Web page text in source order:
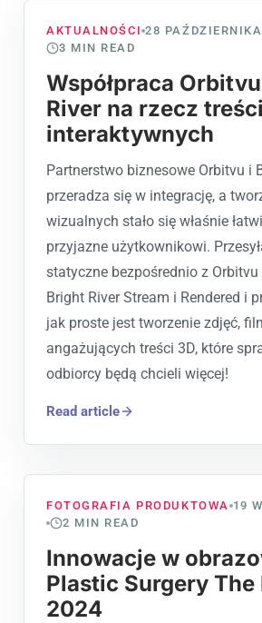
AKTUALNOŚCI 28
3 MIN READ
Współpraca
River na rzecz treści
interaktywnych
Partnerstwo biznesowe Orbitvu i
przeradza się w integrację, a
wizualnych stało się właśnie
przyjazne użytkownikowi.
statyczne bezpośrednio z
Bright River Stream i Rendered i
jak proste jest tworzenie zdjęć,
angażujących treści 3D, które
odbiorcy będą chcieli więcej!
Read article
FOTOGRAFIA PRODUKTOWA 19
2 MIN READ
Innowacje w
Plastic Surgery The
2024